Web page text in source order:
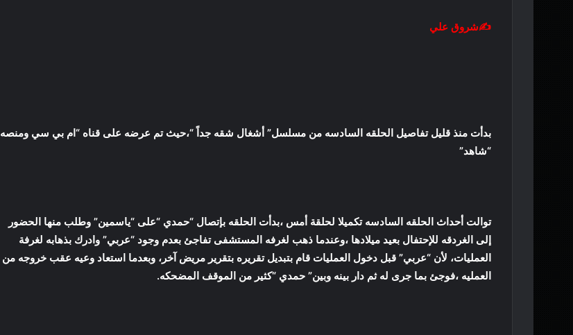
✍️شروق علي
بدأت منذ قليل تفاصيل الحلقه السادسه من مسلسل” أشغال شقه جداً “،حيث تم عرضه على قناه “ام بي سي ومنصه
“شاهد”
توالت أحداث الحلقه السادسه تكميلا لحلقة أمس ،بدأت الحلقه بإتصال “حمدي “على “ياسمين” وطلب منها الحضور
إلى الغردقه للإحتفال بعيد ميلادها ،وعندما ذهب لغرفه المستشفى تفاجئ بعدم وجود “عربي” وادرك بذهابه لغرفة
العمليات، لأن “عربي” قبل دخول العمليات قام بتبديل تقريره بتقرير مريض آخر، وبعدما استعاد وعيه عقب خروجه من
العمليه ،فوجئ بما جرى له ثم دار بينه وبين” حمدي “كثير من الموقف المضحكه.